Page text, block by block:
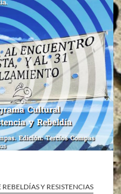
Y RESISTENCIAS